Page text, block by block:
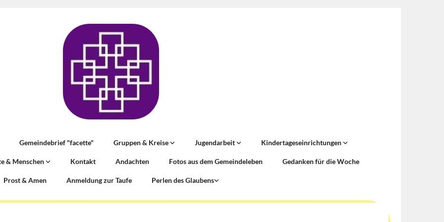
Gemeindebrief "facette" Gruppen & Kreise Jugendarbeit Kindertageseinrichtungen
& Menschen Kontakt Andachten Fotos aus dem Gemeindeleben Gedanken für die Woche
Prost & Amen Anmeldung zur Taufe Perlen des Glaubens